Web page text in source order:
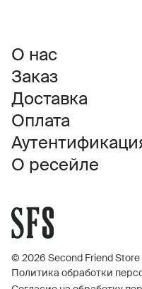
О нас
Заказ
Доставка
Оплата
О ресейле
© 2026 Second Friend Store
Политика обработки